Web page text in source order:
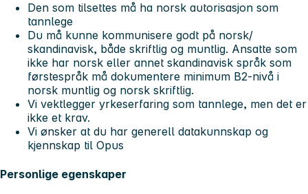
Den som tilsettes må ha norsk autorisasjon som
tannlege
Du må kunne kommunisere godt på norsk/
skandinavisk, både skriftlig og muntlig. Ansatte som
ikke har norsk eller annet skandinavisk språk som
førstespråk må dokumentere minimum B2-nivå i
norsk muntlig og norsk skriftlig.
Vi vektlegger yrkeserfaring som tannlege, men det er
ikke et krav.
Vi ønsker at du har generell datakunnskap og
kjennskap til Opus
Personlige egenskaper